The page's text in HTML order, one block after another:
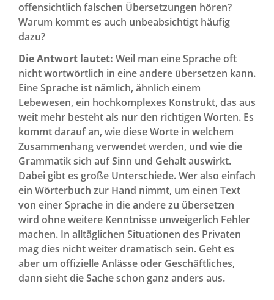
offensichtlich falschen Übersetzungen hören?
Warum kommt es auch unbeabsichtigt häufig
dazu?
Die Antwort lautet: Weil man eine Sprache oft
nicht wortwörtlich in eine andere übersetzen kann.
Eine Sprache ist nämlich, ähnlich einem
Lebewesen, ein hochkomplexes Konstrukt, das aus
weit mehr besteht als nur den richtigen Worten. Es
kommt darauf an, wie diese Worte in welchem
Zusammenhang verwendet werden, und wie die
Grammatik sich auf Sinn und Gehalt auswirkt.
Dabei gibt es große Unterschiede. Wer also einfach
ein Wörterbuch zur Hand nimmt, um einen Text
von einer Sprache in die andere zu übersetzen
wird ohne weitere Kenntnisse unweigerlich Fehler
machen. In alltäglichen Situationen des Privaten
mag dies nicht weiter dramatisch sein. Geht es
aber um offizielle Anlässe oder Geschäftliches,
dann sieht die Sache schon ganz anders aus.